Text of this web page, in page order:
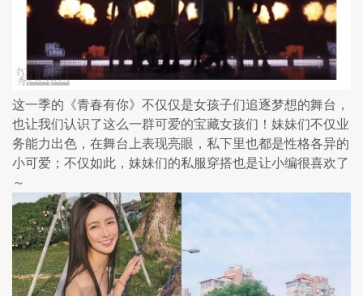
这一季的《青春有你》不仅仅是女孩子们追逐梦想的舞台，
也让我们认识了这么一群可爱的宝藏女孩们！妹妹们不仅业
务能力出色，在舞台上表现亮眼，私下里也都是性格各异的
小可爱；不仅如此，妹妹们的私服穿搭也是让小编很喜欢了
～